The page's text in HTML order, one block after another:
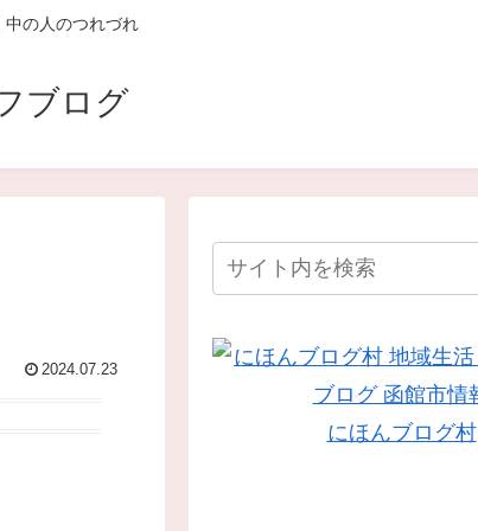
中の人のつれづれ
ブログ
2024.07.23
にほんブログ村